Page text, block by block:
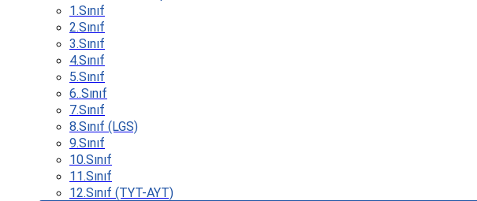
1.Sınıf
2.Sınıf
3.Sınıf
4.Sınıf
5.Sınıf
6..Sınıf
7.Sınıf
8.Sınıf (LGS)
9.Sınıf
10.Sınıf
11.Sınıf
12.Sınıf (TYT-AYT)